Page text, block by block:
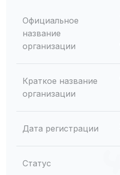
Официальное
название
организации
Краткое название
организации
Дата регистрации
Статус